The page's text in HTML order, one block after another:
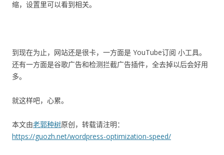
缩，设置里可以看到相关。
到现在为止，网站还是很卡，一方面是 YouTube订阅 小工具。
还有一方面是谷歌广告和检测拦截广告插件，全去掉以后会好用
多。
就这样吧，心累。
本文由老郭种树原创，转载请注明：
https://guozh.net/wordpress-optimization-speed/